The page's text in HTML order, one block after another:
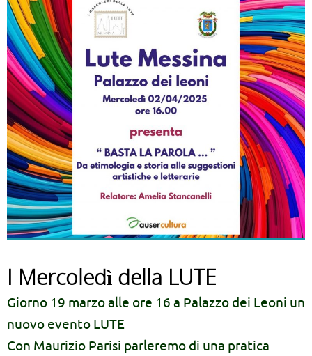
I Mercoledì della LUTE
Giorno 19 marzo alle ore 16 a Palazzo dei Leoni un
nuovo evento LUTE
Con Maurizio Parisi parleremo di una pratica